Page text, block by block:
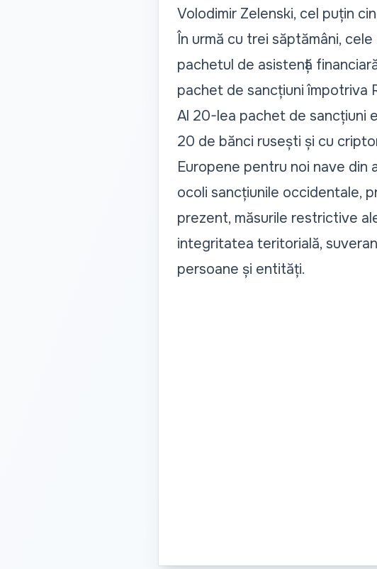
Volodimir Zelenski, cel puțin
În urmă cu trei săptămâni,
pachetul de asistență
pachet de sancțiuni împotriva
Al 20-lea pachet de sancțiuni
20 de bănci rusești și cu
Europene pentru noi nave din
ocoli sancțiunile occidentale,
prezent, măsurile restrictive
integritatea teritorială,
persoane și entități.